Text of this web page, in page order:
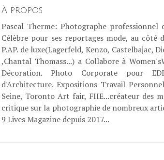
À propos
Pascal Therme: Photographe
Célèbre pour ses reportages mode, au côté
P.AP. de luxe(Lagerfeld, Kenzo, Castelbajac,
,Chantal Thomass...) a Collabore à
Décoration. Photo Corporate pour
d'Architecture. Expositions Travail
Seine, Toronto Art fair, FIIE...créateur des
critique sur la photographie de nombreux
9 Lives Magazine depuis 2017...